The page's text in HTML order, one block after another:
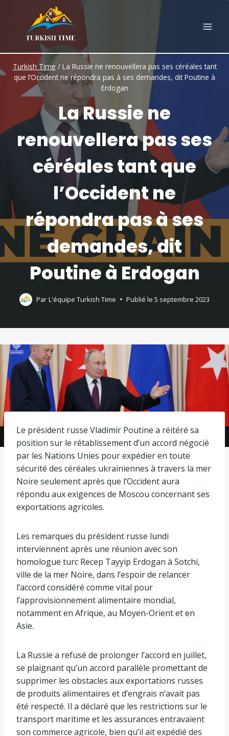
content
Turkish Time / La Russie ne renouvellera pas ses céréales tant
que l’Occident ne répondra pas à ses demandes, dit Poutine à
Erdogan
La Russie ne
renouvellera pas ses
céréales tant que
l’Occident ne
répondra pas à ses
demandes, dit
Poutine à Erdogan
Par L'équipe Turkish Time Publié le 5 septembre 2023
Le président russe Vladimir Poutine a réitéré sa
position sur le rétablissement d’un accord négocié
par les Nations Unies pour expédier en toute
sécurité des céréales ukrainiennes à travers la mer
Noire seulement après que l’Occident aura
répondu aux exigences de Moscou concernant ses
exportations agricoles.
Les remarques du président russe lundi
interviennent après une réunion avec son
homologue turc Recep Tayyip Erdogan à Sotchi,
ville de la mer Noire, dans l’espoir de relancer
l’accord considéré comme vital pour
l’approvisionnement alimentaire mondial,
notamment en Afrique, au Moyen-Orient et en
Asie.
La Russie a refusé de prolonger l’accord en juillet,
se plaignant qu’un accord parallèle promettant de
supprimer les obstacles aux exportations russes
de produits alimentaires et d’engrais n’avait pas
été respecté. Il a déclaré que les restrictions sur le
transport maritime et les assurances entravaient
son commerce agricole, bien qu’il ait expédié des